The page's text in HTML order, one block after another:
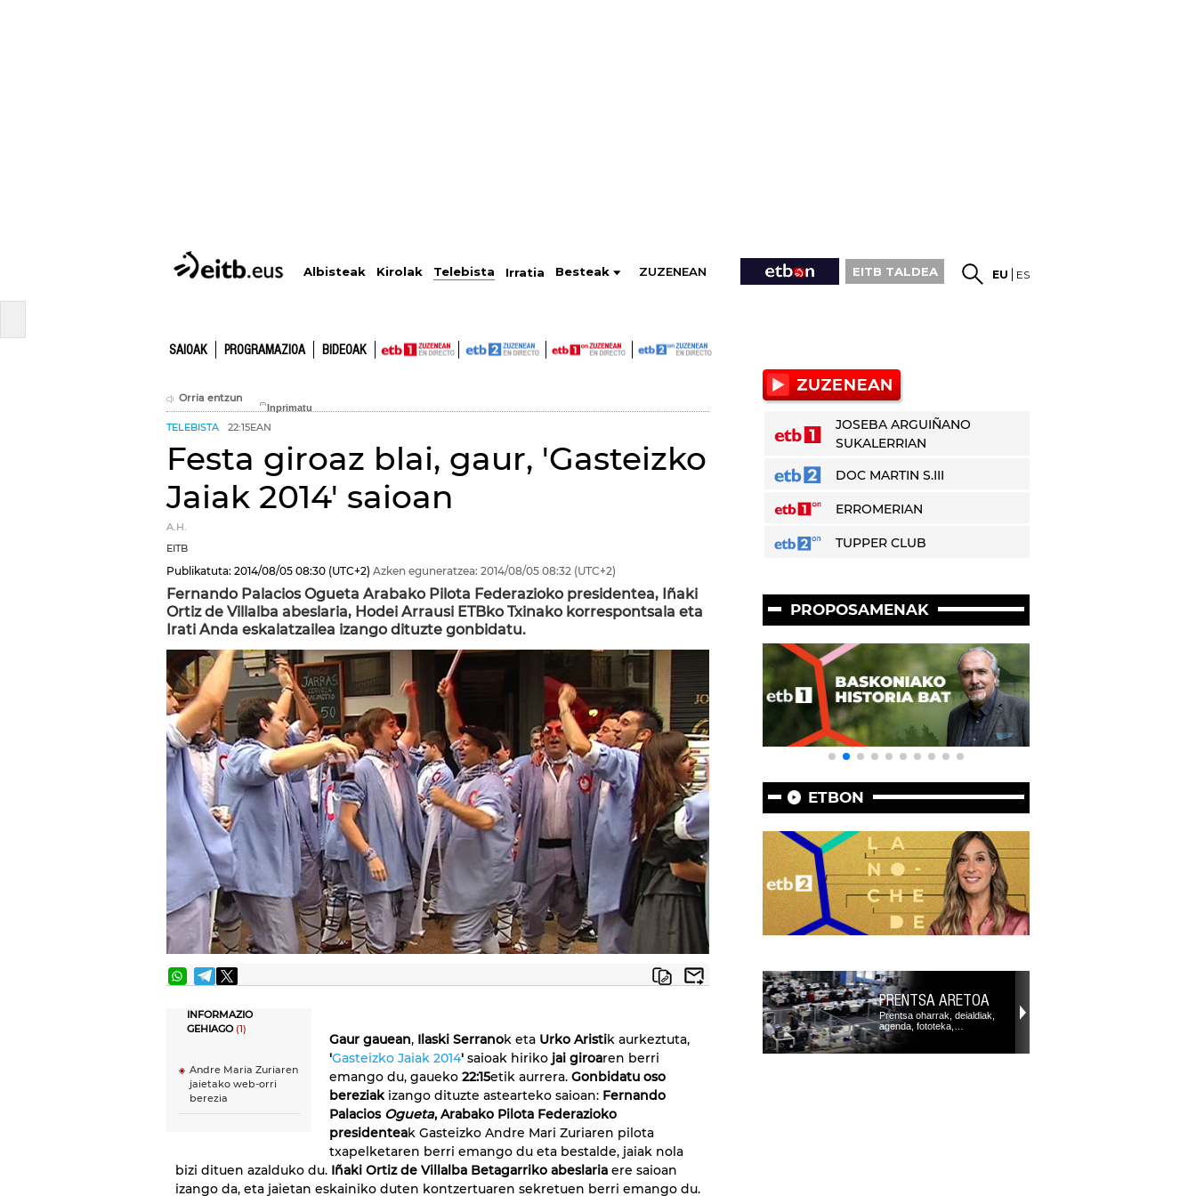
Albisteak Kirolak Telebista Irratia Besteak ZUZENEAN EITB TALDEA EU ES
SAIOAK PROGRAMAZIOA BIDEOAK
Orria entzun
TELEBISTA 22:15EAN
Festa giroaz blai, gaur, 'Gasteizko
Jaiak 2014' saioan
A.H.
EITB
Publikatuta: 2014/08/05 08:30 (UTC+2) Azken eguneratzea: 2014/08/05 08:32 (UTC+2)
Fernando Palacios Ogueta Arabako Pilota Federazioko presidentea, Iñaki
Ortiz de Villalba abeslaria, Hodei Arrausi ETBko Txinako korrespontsala eta
Irati Anda eskalatzailea izango dituzte gonbidatu.
INFORMAZIO
GEHIAGO(1)
Andre Maria Zuriaren
jaietako web-orri
berezia
Gaur gauean, Ilaski Serranok eta Urko Aristik aurkeztuta,
'Gasteizko Jaiak 2014' saioak hiriko jai giroaren berri
emango du, gaueko 22:15etik aurrera. Gonbidatu oso
bereziakizango dituzte astearteko saioan: Fernando
Palacios Ogueta, Arabako Pilota Federazioko
presidenteak Gasteizko Andre Mari Zuriaren pilota
txapelketaren berri emango du eta bestalde, jaiak nola
bizi dituen azalduko du. Iñaki Ortiz de Villalba Betagarriko abeslaria ere saioan
izango da, eta jaietan eskainiko duten kontzertuaren sekretuen berri emango du.
JOSEBA ARGUIÑANO
SUKALERRIAN
DOC MARTIN S.III
ERROMERIAN
TUPPER CLUB
PROPOSAMENAK
ETBON
PRENTSA ARETOA
Prentsa oharrak, deialdiak,
agenda, fototeka,…